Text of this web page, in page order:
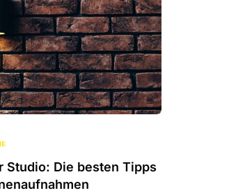
Studio: Die besten Tipps